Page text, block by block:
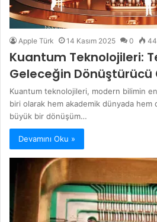
Apple Türk 14 Kasım 2025 0 44
Kuantum Teknolojileri:
Geleceğin Dönüştürücü
Kuantum teknolojileri, modern bilimin en
biri olarak hem akademik dünyada
büyük bir dönüşüm…
Devamını Oku »